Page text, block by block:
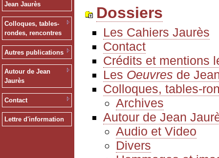
Jean Jaurès
Colloques, tables-
rondes, rencontres
Autres publications
Autour de Jean
Jaurès
Contact
Lettre d'information
Dossiers
Les Cahiers Jaurès
Contact
Crédits et mentions
Les Oeuvres de
Colloques, tables-
Archives
Autour de Jean
Audio et Video
Divers